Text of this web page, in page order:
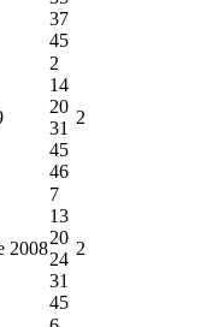
37
45
2
14
20
31
45
46
2
2008
7
13
20
24
31
45
2